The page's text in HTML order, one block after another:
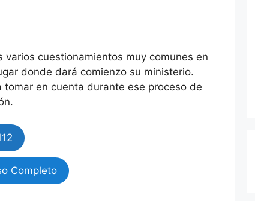
cuestionamientos muy comunes en
donde dará comienzo su ministerio.
en cuenta durante ese proceso de
Completo